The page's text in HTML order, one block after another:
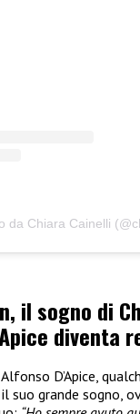
da Chiara Cainelli
il sogno di
diventa
D’Apice,
suo grande sogno,